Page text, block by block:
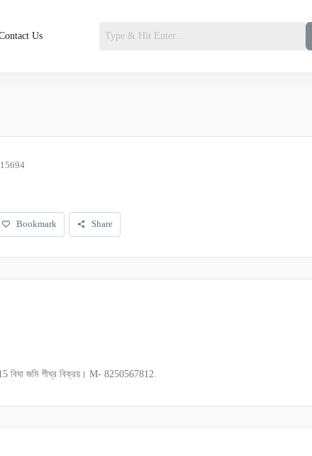
Us
Bookmark Share
15 বিঘা জমি শীঘ্র বিক্রয়। M- 8250567812.